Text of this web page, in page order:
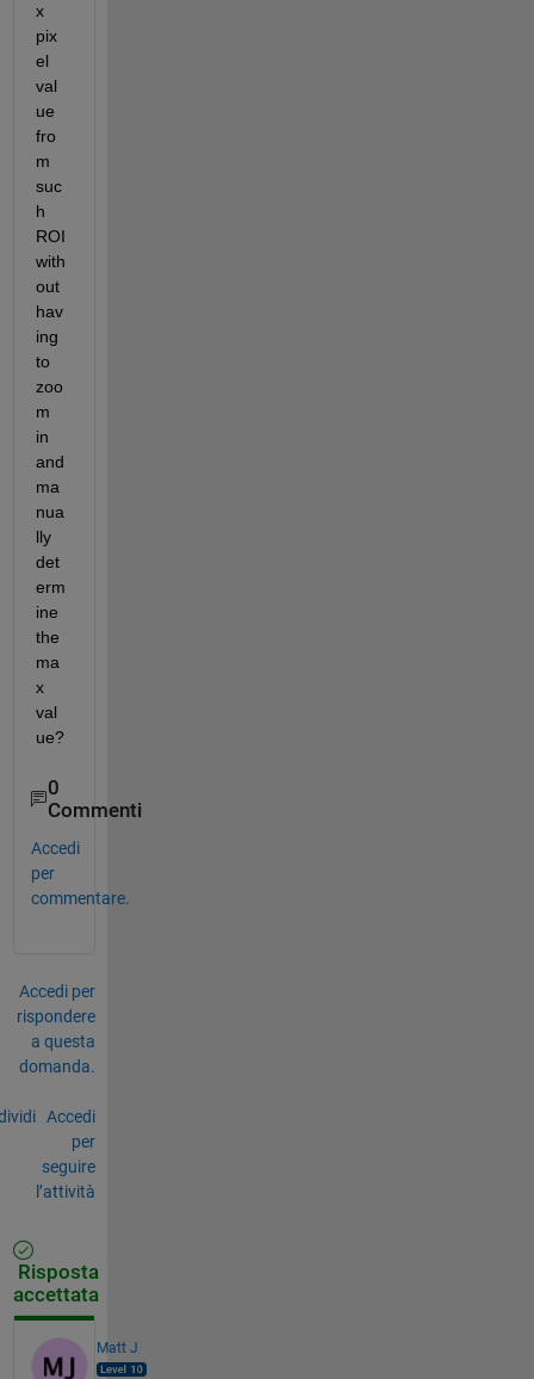
x
pix
el
val
ue
fro
m
suc
h
ROI
with
out
hav
ing
to
zoo
m
in
and
ma
nua
lly
det
erm
ine
the
ma
x
val
ue?
0
Commenti
Accedi
per
commentare.
Accedi per
rispondere
a questa
domanda.
Accedi
per
seguire
l’attività
Risposta
accettata
Matt J